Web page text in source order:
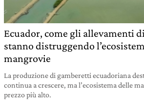
Ecuador, come gli allevamenti
stanno distruggendo
mangrovie
La produzione di gamberetti ecuadoriana
continua a crescere, ma l’ecosistema delle
prezzo più alto.